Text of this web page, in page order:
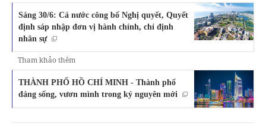
Sáng 30/6: Cả nước công bố Nghị quyết, Quyết
định sáp nhập đơn vị hành chính, chỉ định
nhân sự
Tham khảo thêm
THÀNH PHỐ HỒ CHÍ MINH - Thành phố
đáng sống, vươn mình trong kỷ nguyên mới